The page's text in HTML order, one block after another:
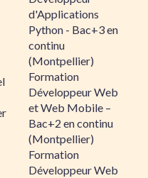
d'Applications
Python - Bac+3 en
continu
(Montpellier)
Formation
Développeur Web
et Web Mobile –
Bac+2 en continu
(Montpellier)
Formation
Développeur Web